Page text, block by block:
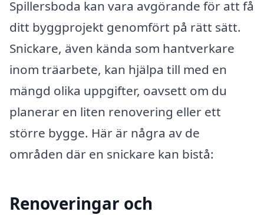
Spillersboda kan vara avgörande för att få
ditt byggprojekt genomfört på rätt sätt.
Snickare, även kända som hantverkare
inom träarbete, kan hjälpa till med en
mängd olika uppgifter, oavsett om du
planerar en liten renovering eller ett
större bygge. Här är några av de
områden där en snickare kan bistå:
Renoveringar och